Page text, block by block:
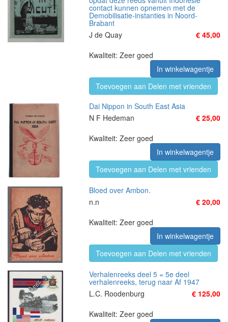
contact kunnen opnemen met de
Demobilisatie-instanties in Noord-
Brabant
J de Quay
€ 45,00
Kwaliteit: Zeer goed
In winkelwagentje
Toevoegen aan Delen met vrienden
Dai Nippon in South East Asia
N F Hedeman
€ 25,00
Kwaliteit: Zeer goed
In winkelwagentje
Toevoegen aan Delen met vrienden
Bloed over Ambon.
n.n
€ 20,00
Kwaliteit: Zeer goed
In winkelwagentje
Toevoegen aan Delen met vrienden
Verhalenreeks deel 5 = 5e deel
verhalenreeks, terug naar Af 1947
L.C. Roodenburg
€ 125,00
Kwaliteit: Zeer goed